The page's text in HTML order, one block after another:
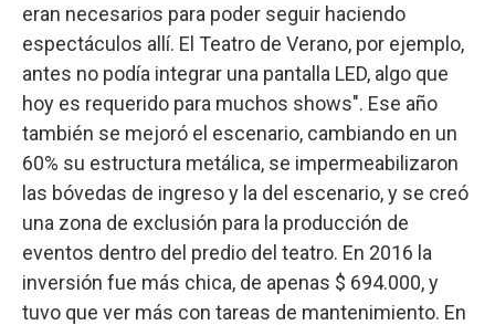
eran necesarios para poder seguir haciendo
espectáculos allí. El Teatro de Verano, por ejemplo,
antes no podía integrar una pantalla LED, algo que
hoy es requerido para muchos shows". Ese año
también se mejoró el escenario, cambiando en un
60% su estructura metálica, se impermeabilizaron
las bóvedas de ingreso y la del escenario, y se creó
una zona de exclusión para la producción de
eventos dentro del predio del teatro. En 2016 la
inversión fue más chica, de apenas $ 694.000, y
tuvo que ver más con tareas de mantenimiento. En